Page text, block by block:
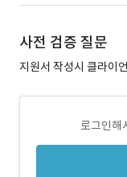
사전 검증 질문
지원서 작성시 클라이
로그인해